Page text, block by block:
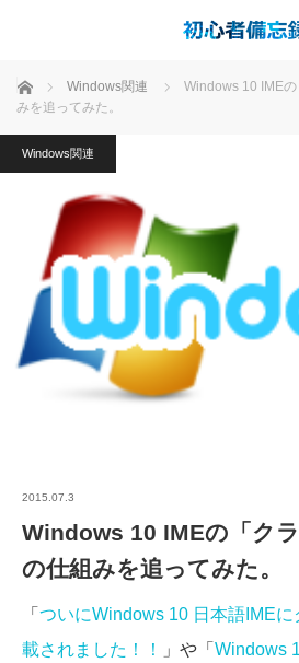
ホーム Windows関連
Windows 10 IME
みを追ってみた。
Windows関連
2015.07.3
Windows 10 IMEの「クラ
の仕組みを追ってみた。
「 ついにWindows 10 日本語IME
載されました！！
」や「 Windows